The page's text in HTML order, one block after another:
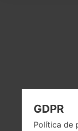
GDPR
Política de